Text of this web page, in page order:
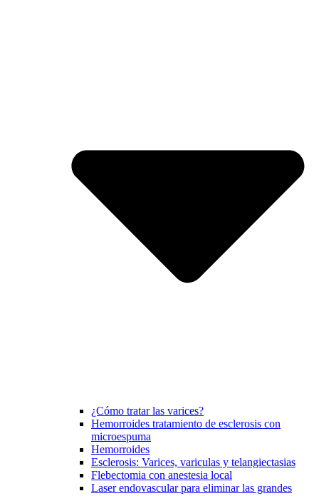
¿Cómo tratar las varices?
Hemorroides tratamiento de esclerosis con
microespuma
Hemorroides
Esclerosis: Varices, variculas y telangiectasias
Flebectomia con anestesia local
Laser endovascular para eliminar las grandes